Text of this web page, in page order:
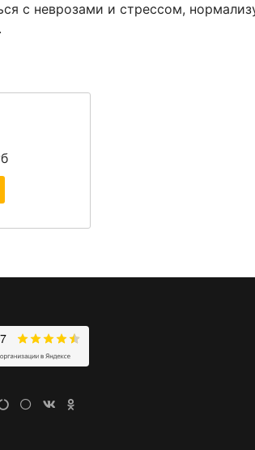
с неврозами и стрессом,